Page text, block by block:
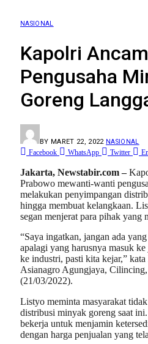
NASIONAL
Kapolri
Pengusaha
Goreng
BY MARET 22, 2022 NASIONAL
Facebook WhatsApp Twitter
Jakarta, Newstabir.com –
Prabowo mewanti-wanti
melakukan penyimpangan
hingga membuat kelangkaan.
segan menjerat para pihak yang
“Saya ingatkan, jangan ada
apalagi yang harusnya masuk
ke industri, pasti kita kejar,”
Asianagro Agungjaya,
(21/03/2022).
Listyo meminta masyarakat
distribusi minyak goreng saat
bekerja untuk menjamin
dengan harga penjualan yang